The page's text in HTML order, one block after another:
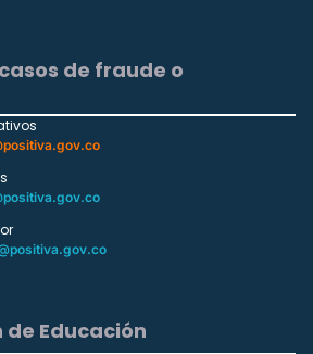
de fraude o
Educación